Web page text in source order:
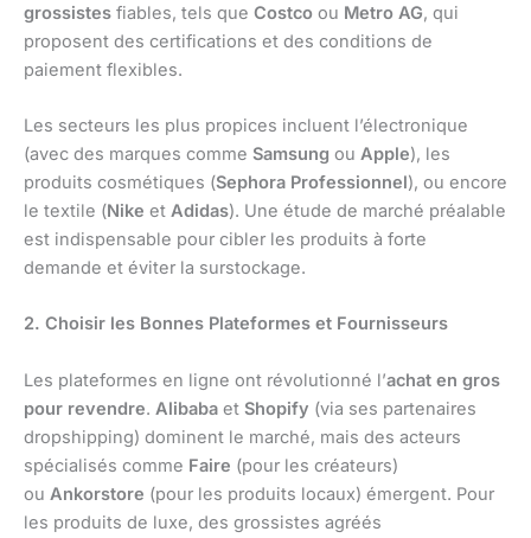
grossistes fiables, tels que Costco ou Metro AG, qui
proposent des certifications et des conditions de
paiement flexibles.
Les secteurs les plus propices incluent l’électronique
(avec des marques comme Samsung ou Apple), les
produits cosmétiques (Sephora Professionnel), ou encore
le textile (Nike et Adidas). Une étude de marché préalable
est indispensable pour cibler les produits à forte
demande et éviter la surstockage.
2. Choisir les Bonnes Plateformes et Fournisseurs
Les plateformes en ligne ont révolutionné l’achat en gros
pour revendre. Alibaba et Shopify (via ses partenaires
dropshipping) dominent le marché, mais des acteurs
spécialisés comme Faire (pour les créateurs)
ou Ankorstore (pour les produits locaux) émergent. Pour
les produits de luxe, des grossistes agréés